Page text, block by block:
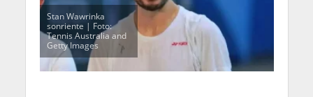
Stan Wawrinka
sonriente | Foto:
Tennis Australia and
Getty Images